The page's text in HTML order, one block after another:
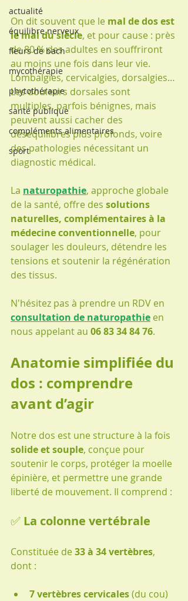
actualité
équilibre nerveux
fleurs de bach
mycothérapie
phytothérapie
santé publique
compléments alimentaires
sport
On dit souvent que le mal de dos est
le mal du siècle, et pour cause : près
de 80 % des adultes en souffriront
au moins une fois dans leur vie.
Lombalgies, cervicalgies, dorsalgies…
Les douleurs dorsales sont
multiples, parfois bénignes, mais
peuvent aussi cacher des
déséquilibres plus profonds, voire
des pathologies nécessitant un
diagnostic médical.
La naturopathie, approche globale
de la santé, offre des solutions
naturelles, complémentaires à la
médecine conventionnelle, pour
soulager les douleurs, détendre les
tensions et soutenir la régénération
des tissus.
N'hésitez pas à prendre un RDV en
consultation de naturopathie en
nous appelant au 06 83 34 84 76.
Anatomie simplifiée du
dos : comprendre
avant d’agir
Notre dos est une structure à la fois
solide et souple, conçue pour
soutenir le corps, protéger la moelle
épinière, et permettre une grande
liberté de mouvement. Il comprend :
✅ La colonne vertébrale
Constituée de 33 à 34 vertèbres,
dont :
7 vertèbres cervicales (du cou)